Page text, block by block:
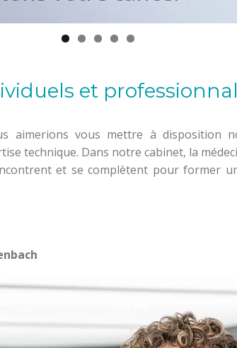
et
aimerions vous mettre à disposition
technique. Dans notre cabinet, la
et se complètent pour former